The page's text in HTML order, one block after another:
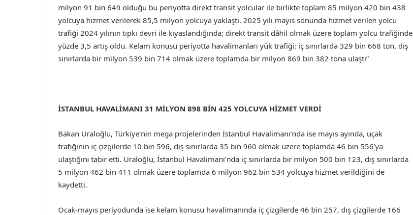
milyon 91 bin 649 olduğu bu periyotta direkt transit yolcular ile birlikte toplam 85 milyon 420 bin 438
yolcuya hizmet verilerek 85,5 milyon yolcuya yaklaştı. 2025 yılı mayıs sonunda hizmet verilen yolcu
trafiği 2024 yılının tıpkı devri ile kıyaslandığında; direkt transit dâhil olmak üzere toplam yolcu trafiğinde
yüzde 3,5 artış oldu. Kelam konusu periyotta havalimanları yük trafiği; iç sınırlarda 329 bin 668 ton, dış
sınırlarda bir milyon 539 bin 714 olmak üzere toplamda bir milyon 869 bin 382 tona ulaştı”
İSTANBUL HAVALİMANI 31 MİLYON 898 BİN 425 YOLCUYA HİZMET VERDİ
Bakan Uraloğlu, Türkiye’nin mega projelerinden İstanbul Havalimanı’nda ise mayıs ayında, uçak
trafiğinin iç çizgilerde 10 bin 596, dış sınırlarda 35 bin 960 olmak üzere toplamda 46 bin 556’ya
ulaştığını tabir etti. Uraloğlu, İstanbul Havalimanı’nda iç sınırlarda bir milyon 500 bin 123, dış sınırlarda
5 milyon 462 bin 411 olmak üzere toplamda 6 milyon 962 bin 534 yolcuya hizmet verildiğini de
kaydetti.
Ocak-mayıs periyodunda ise kelam konusu havalimanında iç çizgilerde 46 bin 257, dış çizgilerde 166